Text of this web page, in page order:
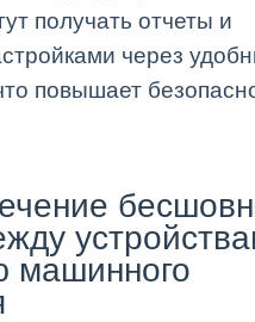
получать отчеты и
через
повышает
машинного